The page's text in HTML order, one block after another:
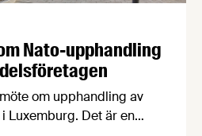
Nato-upphandling
om upphandling av
Luxemburg. Det är en